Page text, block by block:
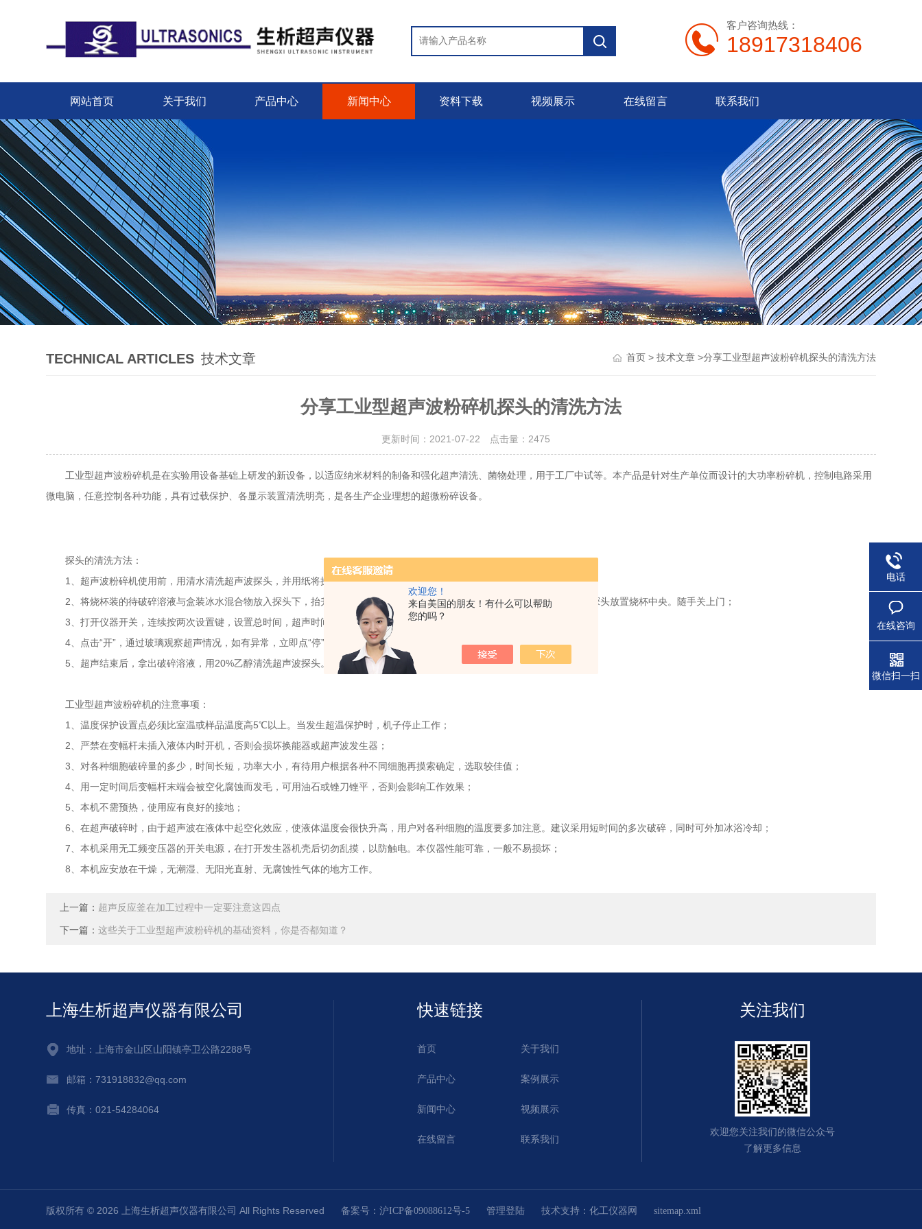
欢迎您！
来自美国的朋友！有什么可以帮助
您的吗？
客户咨询热线：
18917318406
网站首页 关于我们 产品中心 新闻中心 资料下载 视频展示 在线留言 联系我们
TECHNICAL ARTICLES 技术文章 首页> 技术文章>分享工业型超声波粉碎机探头的清洗方法
分享工业型超声波粉碎机探头的清洗方法
更新时间：2021-07-22 点击量： 2475
工业型超声波粉碎机是在实验用设备基础上研发的新设备，以适应纳米材料的制备和强化超声清洗、菌物处理，用于工厂中试等。本产品是针对生产单位而设计的大功率粉碎机，控制电路采用
微电脑，任意控制各种功能，具有过载保护、各显示装置清洗明亮，是各生产企业理想的超微粉碎设备。
探头的清洗方法：
1、超声波粉碎机使用前，用清水清洗超声波探头，并用纸将探头擦干净；
2、将烧杯装的待破碎溶液与盒装冰水混合物放入探头下，抬升底座，使探头深入溶液内，与烧杯的底部有1CM的间距，并将探头放置烧杯中央。随手关上门；
3、打开仪器开关，连续按两次设置键，设置总时间，超声时间，超声间隔时间，并按下确定键；
4、点击“开”，通过玻璃观察超声情况，如有异常，立即点“停”。重新摆放，确认无误后，开始超声；
5、超声结束后，拿出破碎溶液，用20%乙醇清洗超声波探头。
工业型超声波粉碎机的注意事项：
1、温度保护设置点必须比室温或样品温度高5℃以上。当发生超温保护时，机子停止工作；
2、严禁在变幅杆未插入液体内时开机，否则会损坏换能器或超声波发生器；
3、对各种细胞破碎量的多少，时间长短，功率大小，有待用户根据各种不同细胞再摸索确定，选取较佳值；
4、用一定时间后变幅杆末端会被空化腐蚀而发毛，可用油石或锉刀锉平，否则会影响工作效果；
5、本机不需预热，使用应有良好的接地；
6、在超声破碎时，由于超声波在液体中起空化效应，使液体温度会很快升高，用户对各种细胞的温度要多加注意。建议采用短时间的多次破碎，同时可外加冰浴冷却；
7、本机采用无工频变压器的开关电源，在打开发生器机壳后切勿乱摸，以防触电。本仪器性能可靠，一般不易损坏；
8、本机应安放在干燥，无潮湿、无阳光直射、无腐蚀性气体的地方工作。
上一篇： 超声反应釜在加工过程中一定要注意这四点
下一篇：这些关于工业型超声波粉碎机的基础资料，你是否都知道？
上海生析超声仪器有限公司
地址：上海市金山区山阳镇亭卫公路2288号
邮箱：731918832@qq.com
传真：021-54284064
快速链接
首页 关于我们
产品中心 案例展示
新闻中心 视频展示
在线留言 联系我们
关注我们
欢迎您关注我们的微信公众号
了解更多信息
版权所有 © 2026 上海生析超声仪器有限公司 All Rights Reserved备案号：沪ICP备09088612号-5 管理登陆 技术支持：化工仪器网 sitemap.xml
电话
在线咨询
微信扫一扫